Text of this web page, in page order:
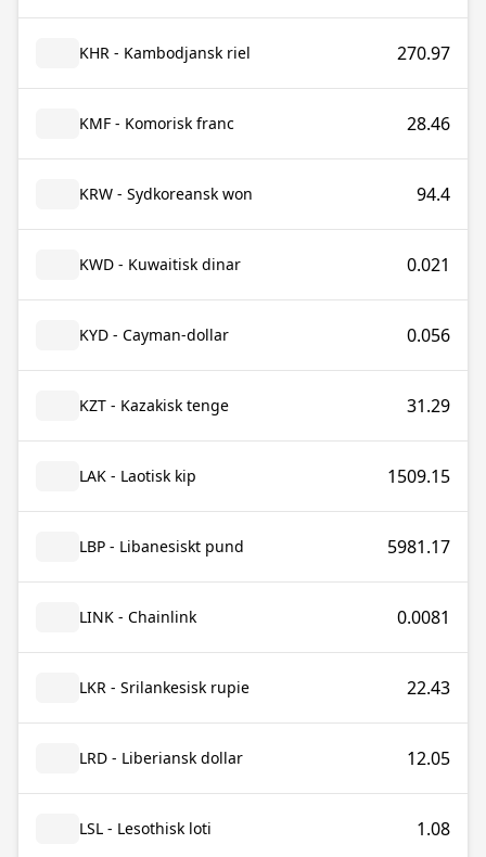
KHR - Kambodjansk riel 270.97
KMF - Komorisk franc 28.46
KRW - Sydkoreansk won 94.4
KWD - Kuwaitisk dinar 0.021
KYD - Cayman-dollar 0.056
KZT - Kazakisk tenge 31.29
LAK - Laotisk kip 1509.15
LBP - Libanesiskt pund 5981.17
LINK - Chainlink 0.0081
LKR - Srilankesisk rupie 22.43
LRD - Liberiansk dollar 12.05
LSL - Lesothisk loti 1.08